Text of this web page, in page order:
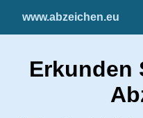
www.abzeichen.eu
Erkunden